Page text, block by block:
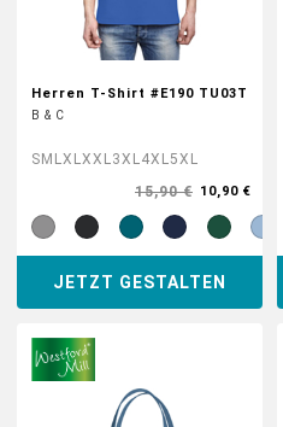
SOCKEN
FOTOTASSEN UND MEHR
GROSSBESTELLUNG
Herren T-Shirt #E190 TU03T
B & C
SM L XL XXL 3XL 4XL 5XL
15,90 € 10,90 €
JETZT GESTALTEN